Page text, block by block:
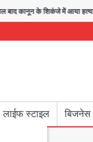
कानून के शिकंजे में आया हत्या
लाईफ स्टाइल बिजनेस